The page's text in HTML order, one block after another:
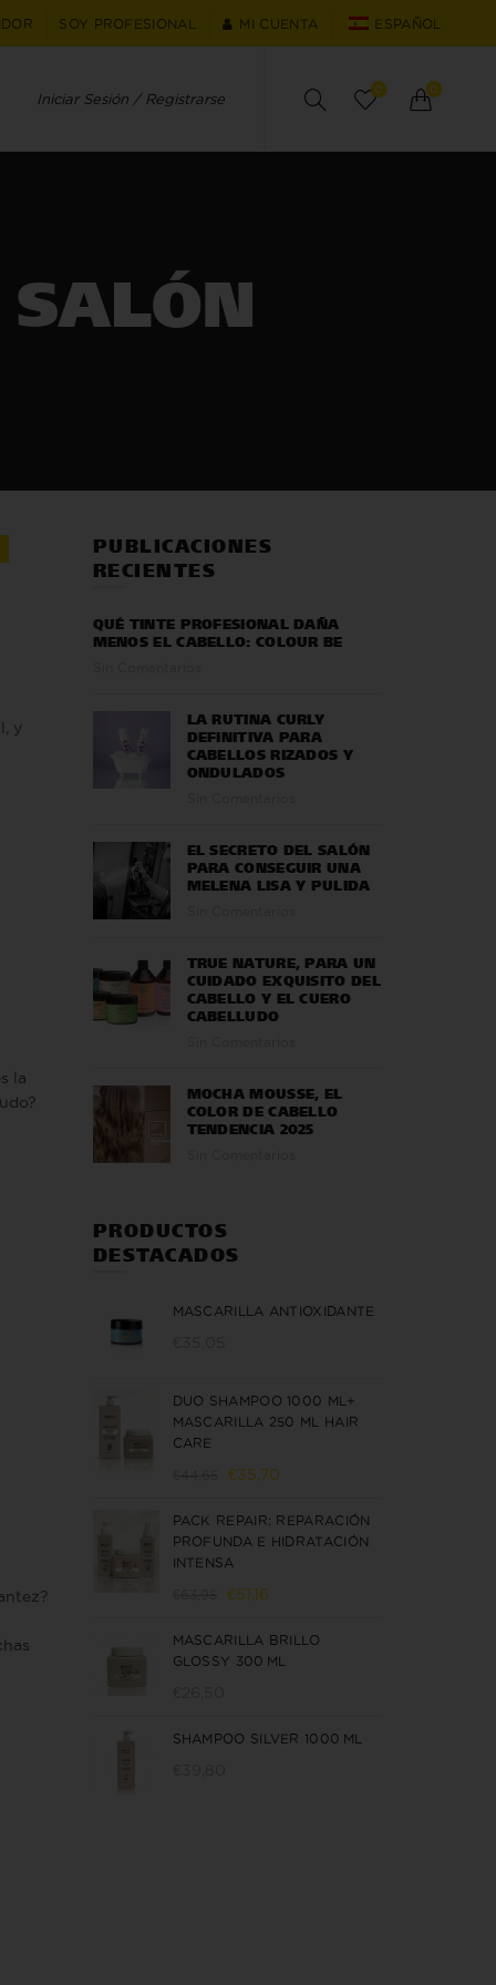
SOY PROFESIONAL MI CUENTA ESPAÑOL
Iniciar Sesión / Registrarse
0 0
y
la
PUBLICACIONES
RECIENTES
QUÉ TINTE PROFESIONAL DAÑA
MENOS EL CABELLO: COLOUR BE
LA RUTINA CURLY
DEFINITIVA PARA
CABELLOS RIZADOS Y
ONDULADOS
EL SECRETO DEL SALÓN
PARA CONSEGUIR UNA
MELENA LISA Y PULIDA
TRUE NATURE, PARA UN
CUIDADO EXQUISITO DEL
CABELLO Y EL CUERO
CABELLUDO
MOCHA MOUSSE, EL
COLOR DE CABELLO
TENDENCIA 2025
PRODUCTOS
DESTACADOS
MASCARILLA ANTIOXIDANTE
DUO SHAMPOO 1000 ML+
MASCARILLA 250 ML HAIR
CARE
El
original
era:
€44,65.
€35,70
actual
es:
PACK REPAIR: REPARACIÓN
PROFUNDA E HIDRATACIÓN
INTENSA
El
original
era:
€51,16
actual
es:
MASCARILLA BRILLO
GLOSSY 300 ML
SHAMPOO SILVER 1000 ML